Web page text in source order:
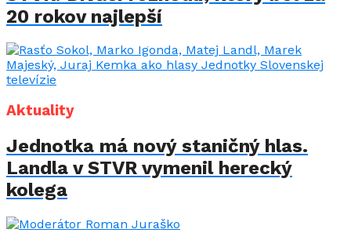
20 rokov najlepší
Aktuality
Jednotka má nový staničný hlas.
Landla v STVR vymenil herecký
kolega